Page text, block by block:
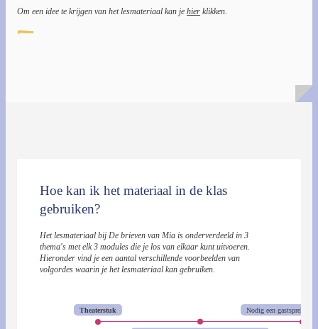
Om een idee te krijgen van het lesmateriaal kan je hier klikken.
Hoe kan ik het materiaal in de klas
gebruiken?
Het lesmateriaal bij De brieven van Mia is onderverdeeld in 3
thema's met elk 3 modules die je los van elkaar kunt uitvoeren.
Hieronder vind je een aantal verschillende voorbeelden van
volgordes waarin je het lesmateriaal kan gebruiken.
Theaterstuk Nodig een gastspreker